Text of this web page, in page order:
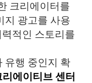
크리에이터를
지 광고를 사용
적인 스토리를
유행 중인지 확
리에이티브 센터